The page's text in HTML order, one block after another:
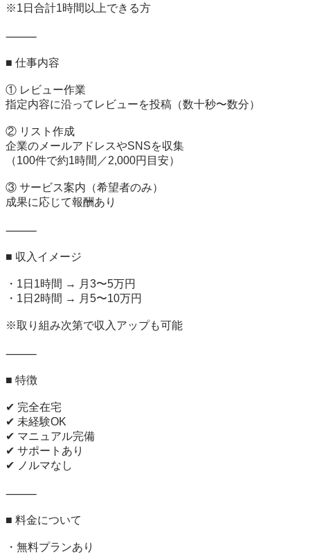
※1日合計1時間以上できる方
⸻
■ 仕事内容
① レビュー作業
指定内容に沿ってレビューを投稿（数十秒〜数分）
② リスト作成
企業のメールアドレスやSNSを収集
（100件で約1時間／2,000円目安）
③ サービス案内（希望者のみ）
成果に応じて報酬あり
⸻
■ 収入イメージ
・1日1時間 → 月3〜5万円
・1日2時間 → 月5〜10万円
※取り組み次第で収入アップも可能
⸻
■ 特徴
✔ 完全在宅
✔ 未経験OK
✔ マニュアル完備
✔ サポートあり
✔ ノルマなし
⸻
■ 料金について
・無料プランあり